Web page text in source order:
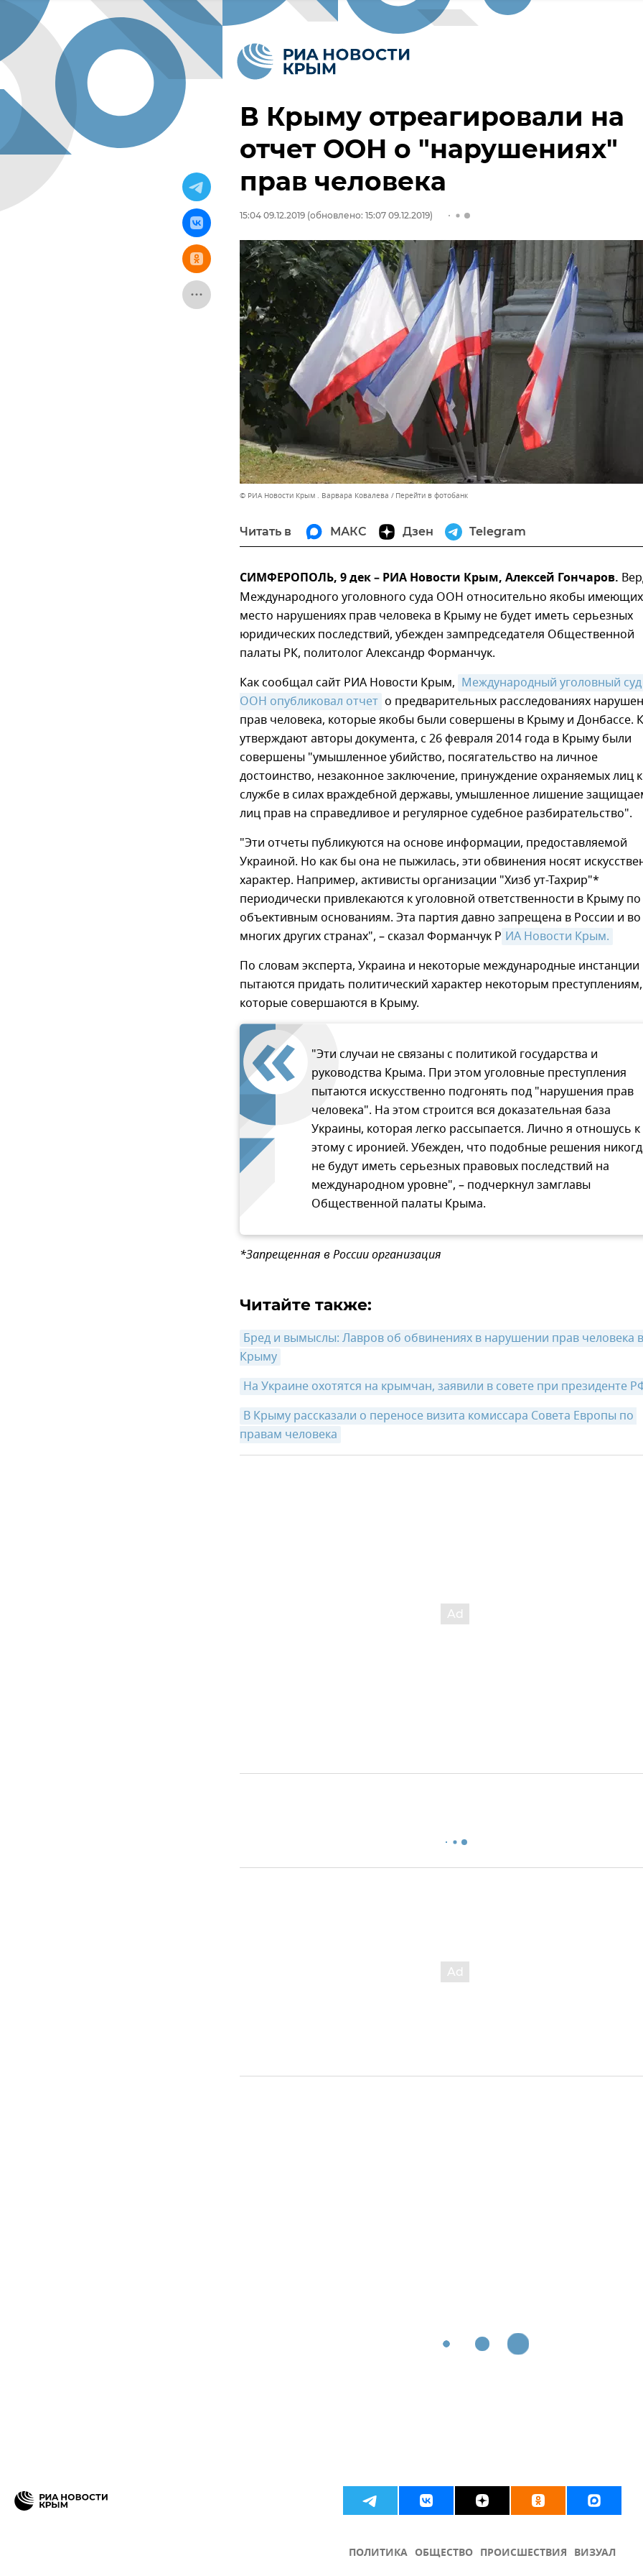
В Крыму отреагировали на
отчет ООН о "нарушениях"
прав человека
15:04 09.12.2019 (обновлено: 15:07 09.12.2019)
© РИА Новости Крым . Варвара Ковалева Перейти в фотобанк
Читать в МАКС Дзен Telegram
СИМФЕРОПОЛЬ, 9 дек – РИА Новости Крым, Алексей Гончаров.
Международного уголовного суда ООН относительно якобы имеющих
место нарушениях прав человека в Крыму не будет иметь серьезных
юридических последствий, убежден зампредседателя Общественной
палаты РК, политолог Александр Форманчук.
Как сообщал сайт РИА Новости Крым, Международный уголовный суд
ООН опубликовал отчет о предварительных расследованиях
прав человека, которые якобы были совершены в Крыму и Донбассе.
утверждают авторы документа, с 26 февраля 2014 года в Крыму были
совершены "умышленное убийство, посягательство на личное
достоинство, незаконное заключение, принуждение охраняемых лиц к
службе в силах враждебной державы, умышленное лишение
лиц прав на справедливое и регулярное судебное разбирательство".
"Эти отчеты публикуются на основе информации, предоставляемой
Украиной. Но как бы она не пыжилась, эти обвинения носят
характер. Например, активисты организации "Хизб ут-Тахрир"*
периодически привлекаются к уголовной ответственности в Крыму по
объективным основаниям. Эта партия давно запрещена в России и во
многих других странах", – сказал Форманчук Р ИА Новости Крым.
По словам эксперта, Украина и некоторые международные инстанции
пытаются придать политический характер некоторым преступлениям,
которые совершаются в Крыму.
"Эти случаи не связаны с политикой государства и
руководства Крыма. При этом уголовные преступления
пытаются искусственно подгонять под "нарушения прав
человека". На этом строится вся доказательная база
Украины, которая легко рассыпается. Лично я отношусь к
этому с иронией. Убежден, что подобные решения
не будут иметь серьезных правовых последствий на
международном уровне", – подчеркнул замглавы
Общественной палаты Крыма.
*Запрещенная в России организация
Читайте также:
Бред и вымыслы: Лавров об обвинениях в нарушении прав человека в
Крыму
На Украине охотятся на крымчан, заявили в совете при президенте
В Крыму рассказали о переносе визита комиссара Совета Европы по
правам человека
ПОЛИТИКА ОБЩЕСТВО ПРОИСШЕСТВИЯ ВИЗУАЛ